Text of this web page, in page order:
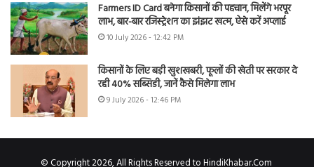
Farmers ID Card बनेगा किसानों की पहचान, मिलेंगे भरपूर
लाभ, बार-बार रजिस्ट्रेशन का झंझट खत्म, ऐसे करें अप्लाई
10 July 2026 - 12:42 PM
किसानों के लिए बड़ी खुशखबरी, फूलों की खेती पर सरकार दे
रही 40% सब्सिडी, जानें कैसे मिलेगा लाभ
9 July 2026 - 12:46 PM
© Copyright 2026, All Rights Reserved to HindiKhabar.Com